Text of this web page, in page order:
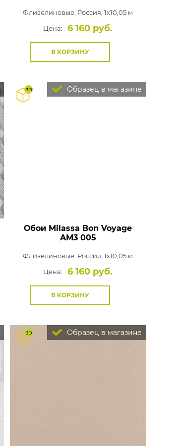
Флизелиновые, Россия, 1x10,05 м
Цена:
6 160 руб.
В КОРЗИНУ
Образец в магазине
Обои Milassa Bon Voyage
AM3 005
Флизелиновые, Россия, 1x10,05 м
Цена:
6 160 руб.
В КОРЗИНУ
Образец в магазине